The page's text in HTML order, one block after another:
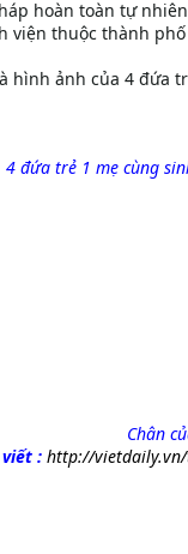
hoàn toàn tự
viện thuộc thành
hình ảnh của 4 đứa
4 đứa trẻ 1 mẹ cùng
Chân
: http://vietdaily.vn/